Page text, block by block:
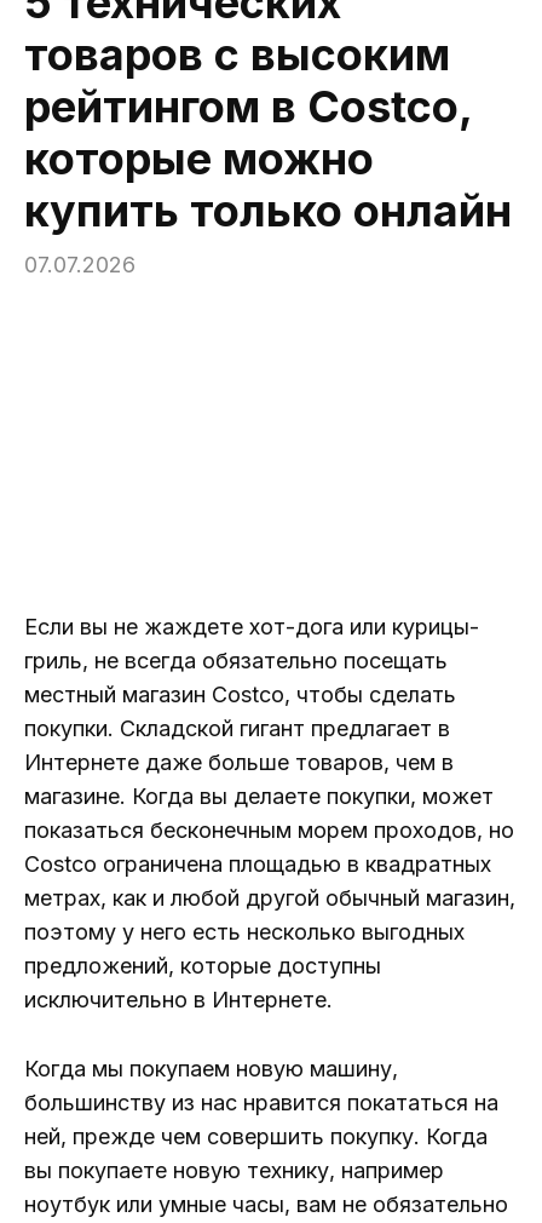
товаров с высоким
рейтингом в Costco,
которые можно
купить только онлайн
07.07.2026
Если вы не жаждете хот-дога или курицы-
гриль, не всегда обязательно посещать
местный магазин Costco, чтобы сделать
покупки. Складской гигант предлагает в
Интернете даже больше товаров, чем в
магазине. Когда вы делаете покупки, может
показаться бесконечным морем проходов, но
Costco ограничена площадью в квадратных
метрах, как и любой другой обычный магазин,
поэтому у него есть несколько выгодных
предложений, которые доступны
исключительно в Интернете.
Когда мы покупаем новую машину,
большинству из нас нравится покататься на
ней, прежде чем совершить покупку. Когда
вы покупаете новую технику, например
ноутбук или умные часы, вам не обязательно